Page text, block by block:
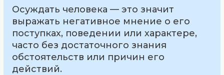
Осуждать человека — это значит
выражать негативное мнение о его
поступках, поведении или характере,
часто без достаточного знания
обстоятельств или причин его
действий.